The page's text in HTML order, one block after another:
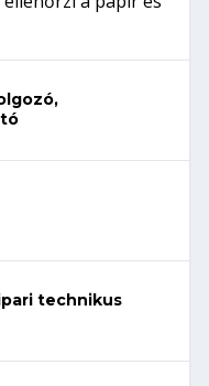
technikus